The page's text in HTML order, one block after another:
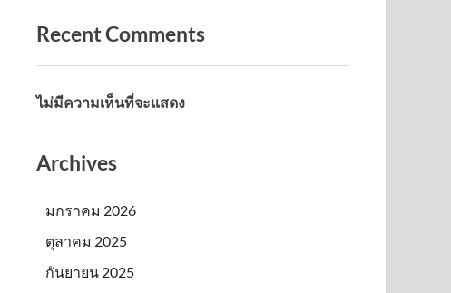
Recent Comments
ไม่มีความเห็นที่จะแสดง
Archives
มกราคม 2026
ตุลาคม 2025
กันยายน 2025